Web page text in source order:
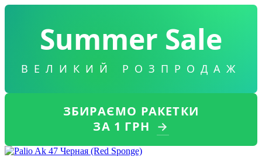
Summer Sale
ВЕЛИКИЙ РОЗПРОДАЖ
ЗБИРАЄМО РАКЕТКИ
ЗА 1 ГРН →